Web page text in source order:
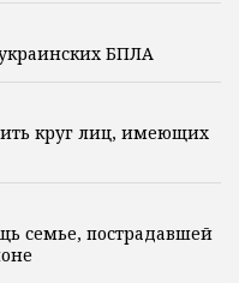
БПЛА
круг лиц, имеющих
семье, пострадавшей